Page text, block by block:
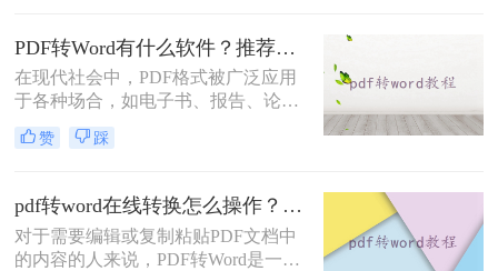
或修改，这就需要借助PDF转Word的
在线工具了。那么pdf转word在线怎么
转换呢？下面一起看看这个工具吧。
PDF转Word有什么软件？推荐几款速实现PDF转Word的利器
在现代社会中，PDF格式被广泛应用
于各种场合，如电子书、报告、论文
等。然而，有时我们需要对PDF文档
进行编辑或修改，而Word是一个非常
什么软件呢？下面将为您推荐几款最
佳软件，让您轻松实现PDF转Word的
需求。
赞 踩
pdf转word在线转换怎么操作？教你转转大师在线转换！
对于需要编辑或复制粘贴PDF文档中
的内容的人来说，PDF转Word是一个